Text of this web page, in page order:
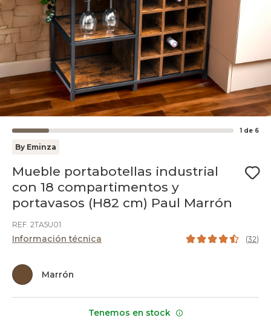
1 de 6
By Eminza
Mueble portabotellas industrial
con 18 compartimentos y
portavasos (H82 cm) Paul Marrón
REF. 2TA5U01
Información técnica (32)
Marrón